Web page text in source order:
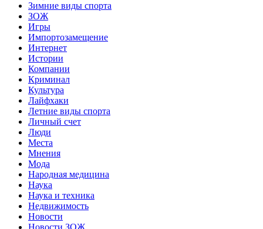
Зимние виды спорта
ЗОЖ
Игры
Импортозамещение
Интернет
Истории
Компании
Криминал
Культура
Лайфхаки
Летние виды спорта
Личный счет
Люди
Места
Мнения
Мода
Народная медицина
Наука
Наука и техника
Недвижимость
Новости